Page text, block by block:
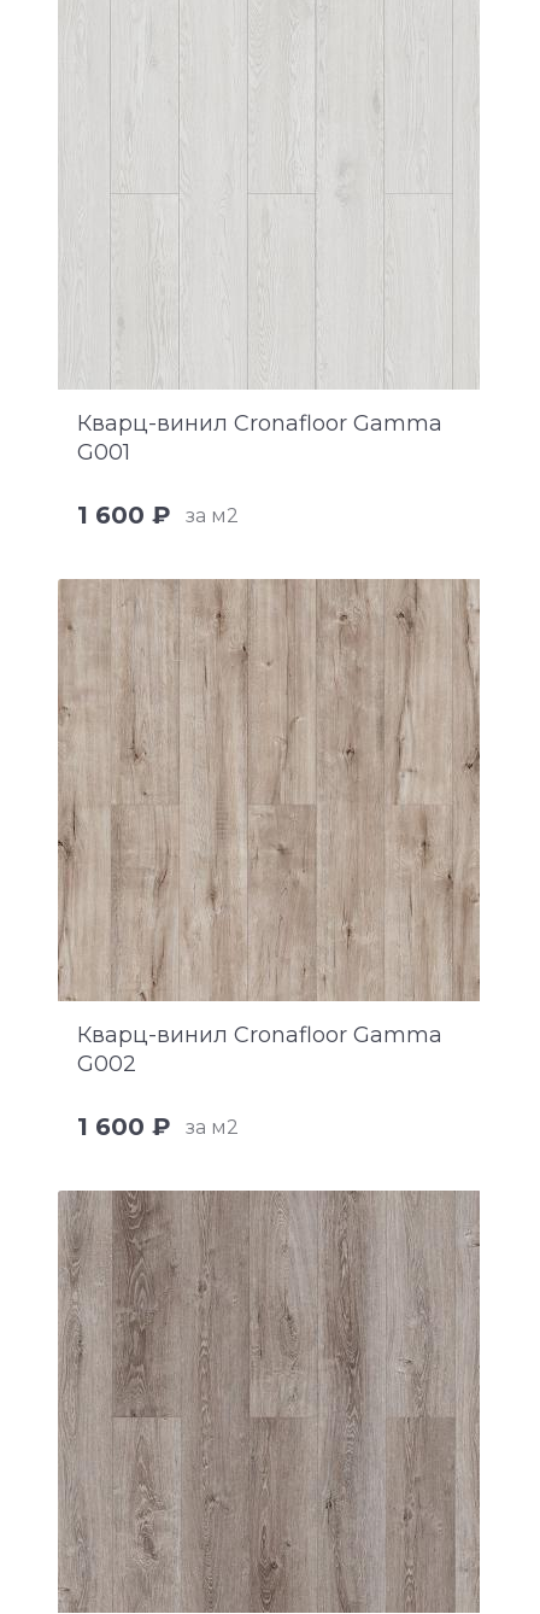
Кварц-винил Cronafloor Gamma
G001
1 600 ₽ за м2
Кварц-винил Cronafloor Gamma
G002
1 600 ₽ за м2